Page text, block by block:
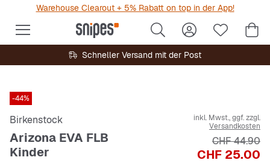
Warehouse Clearout + 5% Rabatt on top in der App!
Schneller Versand mit der Post
-44%
Birkenstock
Arizona EVA FLB
Kinder
inkl. Mwst., ggf. zzgl.
Versandkosten
Preis
CHF 25.00
Originalpreis
CHF 44.90